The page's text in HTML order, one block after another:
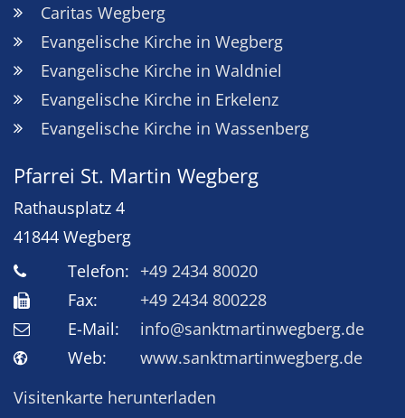
Caritas Wegberg
Evangelische Kirche in Wegberg
Evangelische Kirche in Waldniel
Evangelische Kirche in Erkelenz
Evangelische Kirche in Wassenberg
Pfarrei St. Martin Wegberg
Rathausplatz 4
41844 Wegberg
Telefon: +49 2434 80020
Fax:
+49 2434 800228
E-Mail:
info@sanktmartinwegberg.de
Web:
www.sanktmartinwegberg.de
Visitenkarte herunterladen